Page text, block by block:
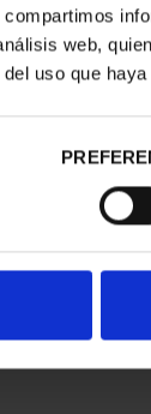
web,
uso queDE
1
€
registrados